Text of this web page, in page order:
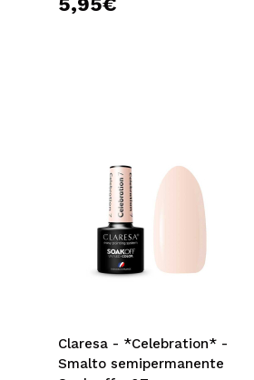
Claresa - *Celebration* -
Smalto semipermanente